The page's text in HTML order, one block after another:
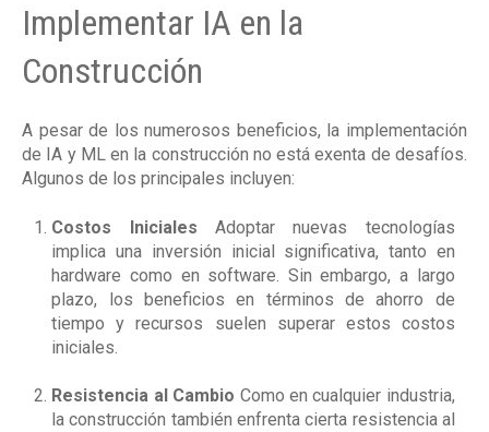
Implementar IA en la
Construcción
A pesar de los numerosos beneficios, la implementación
de IA y ML en la construcción no está exenta de desafíos.
Algunos de los principales incluyen:
Costos Iniciales Adoptar nuevas tecnologías
implica una inversión inicial significativa, tanto en
hardware como en software. Sin embargo, a largo
plazo, los beneficios en términos de ahorro de
tiempo y recursos suelen superar estos costos
iniciales.
Resistencia al Cambio Como en cualquier industria,
la construcción también enfrenta cierta resistencia al